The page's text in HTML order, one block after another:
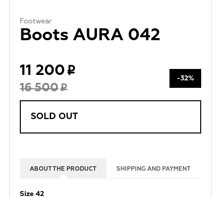
Footwear
Boots AURA 042
11 200
16 500
-32%
SOLD OUT
ABOUT THE PRODUCT SHIPPING AND PAYMENT
Size 42